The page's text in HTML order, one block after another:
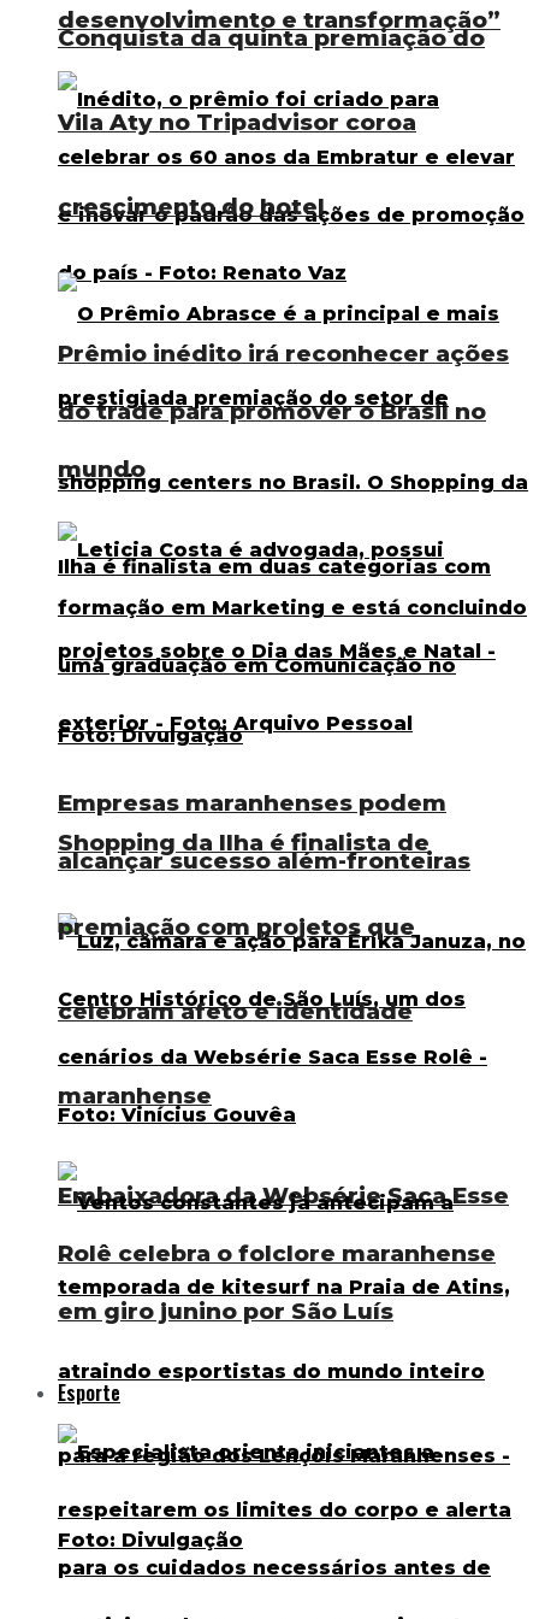
desenvolvimento e transformação”
Prêmio inédito irá reconhecer ações
do trade para promover o Brasil no
mundo
Empresas maranhenses podem
alcançar sucesso além-fronteiras
Embaixadora da Websérie Saca Esse
Rolê celebra o folclore maranhense
em giro junino por São Luís
Esporte
Conquista da quinta premiação do
Vila Aty no Tripadvisor coroa
crescimento do hotel
Shopping da Ilha é finalista de
premiação com projetos que
celebram afeto e identidade
maranhense